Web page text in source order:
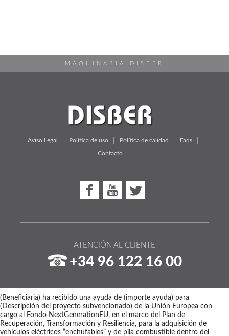
MAQUINARIA DISBER
Aviso Legal Política de uso Política de calidad Faqs
Contacto
ATENCIÓN AL CLIENTE
+34 96 122 16 00
(Beneficiaria) ha recibido una ayuda de (importe ayuda) para
(Descripción del proyecto subvencionado) de la Unión Europea con
cargo al Fondo NextGenerationEU, en el marco del Plan de
Recuperación, Transformación y Resiliencia, para la adquisición de
vehículos eléctricos “enchufables” y de pila combustible dentro del